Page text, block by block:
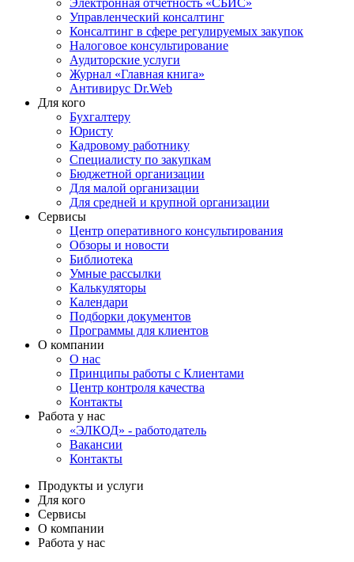
Электронная отчетность «СБИС»
Управленческий консалтинг
Консалтинг в сфере регулируемых закупок
Налоговое консультирование
Аудиторские услуги
Журнал «Главная книга»
Антивирус Dr.Web
Для кого
Бухгалтеру
Юристу
Кадровому работнику
Специалисту по закупкам
Бюджетной организации
Для малой организации
Для средней и крупной организации
Сервисы
Центр оперативного консультирования
Обзоры и новости
Библиотека
Умные рассылки
Калькуляторы
Календари
Подборки документов
Программы для клиентов
О компании
О нас
Принципы работы с Клиентами
Центр контроля качества
Контакты
Работа у нас
«ЭЛКОД» - работодатель
Вакансии
Контакты
Продукты и услуги
Для кого
Сервисы
О компании
Работа у нас